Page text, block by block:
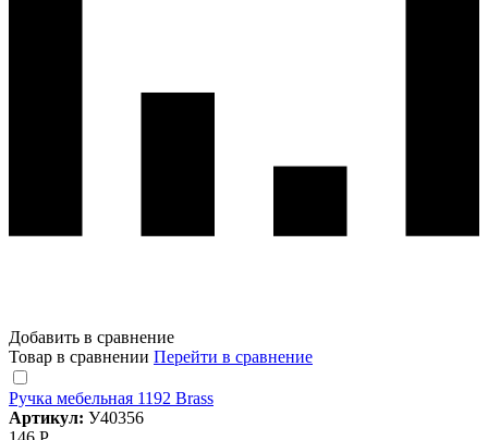
Добавить в сравнение
Товар в сравнении Перейти в сравнение
Ручка мебельная 1192 Brass
Артикул: У40356